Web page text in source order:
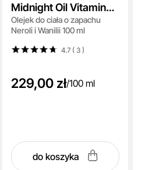
Midnight Oil Vitamine
C E
Olejek do ciała o zapachu
Neroli i Wanilii 100 ml
4.7 ( 3)
229,00 zł/100 ml
do koszyka